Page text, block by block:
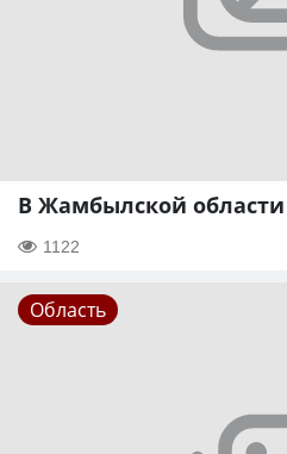
В Жамбылской
1122
Область